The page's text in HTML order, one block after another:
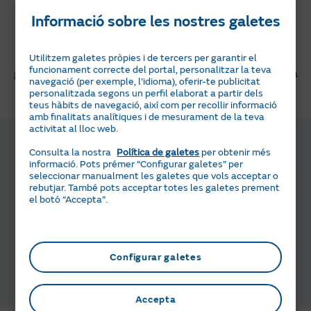
Tria entre les marques més fiables i reconegudes per a
garantir el màxim rendiment, eficiència i durabilitat de la
teva caldera.
Renova i instal·la la teva
caldera amb total facilitat
Contacta'ns i configurem el teu pressupost
Tria la caldera i forma de pagament que
Gaudeix del confort del teu pack caldera
Informació sobre les nostres galetes
Utilitzem galetes pròpies i de tercers per garantir el
funcionament correcte del portal, personalitzar la teva
navegació (per exemple, l’idioma), oferir-te publicitat
personalitzada segons un perfil elaborat a partir dels
teus hàbits de navegació, així com per recollir informació
amb finalitats analítiques i de mesurament de la teva
activitat al lloc web.
Consulta la nostra Política de galetes per obtenir més
informació. Pots prémer “Configurar galetes” per
seleccionar manualment les galetes que vols acceptar o
rebutjar. També pots acceptar totes les galetes prement
el botó “Accepta”.
Configurar galetes
Accepta